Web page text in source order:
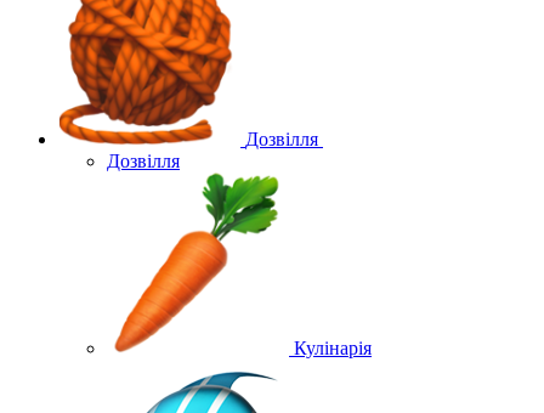
Дозвілля
Дозвілля
Кулінарія